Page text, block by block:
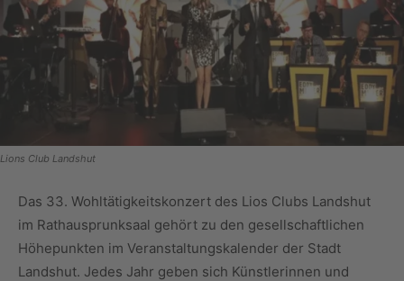
Lions Club Landshut
Das 33. Wohltätigkeitskonzert des Lios Clubs Landshut
im Rathausprunksaal gehört zu den gesellschaftlichen
Höhepunkten im Veranstaltungskalender der Stadt
Landshut. Jedes Jahr geben sich Künstlerinnen und